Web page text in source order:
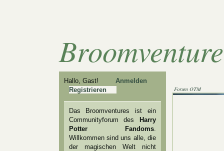
Hallo, Gast!
Anmelden
Registrieren
Das Broomventures ist ein
Communityforum des
Harry
Potter Fandoms.
Willkommen sind uns alle, die
der magischen Welt nicht
Forum OTM